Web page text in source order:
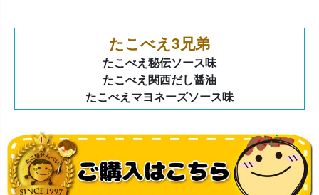
たこべえ3兄弟
たこべえ秘伝ソース味
たこべえ関西だし醤油
たこべえマヨネーズソース味